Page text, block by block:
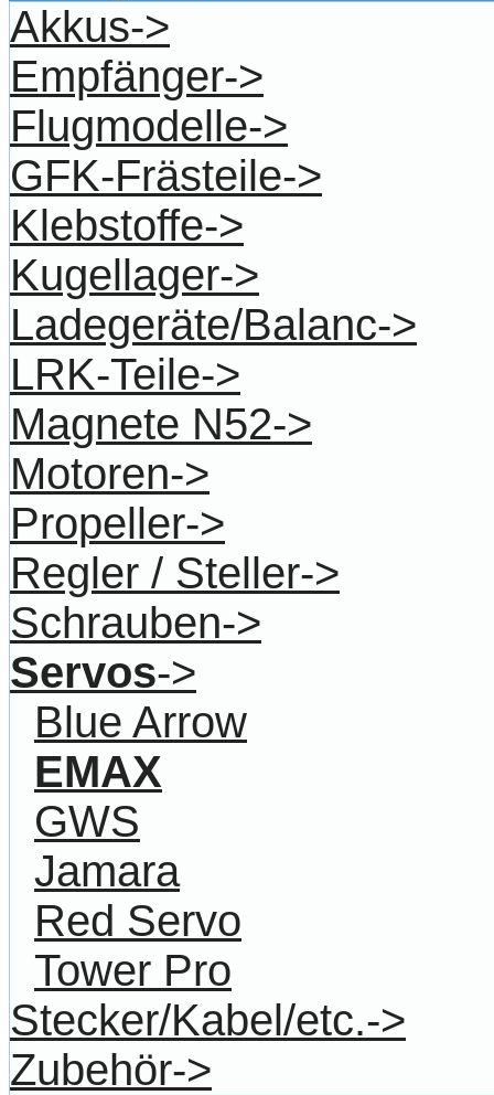
Akkus->
Empfänger->
Flugmodelle->
GFK-Frästeile->
Klebstoffe->
Kugellager->
Ladegeräte/Balanc->
LRK-Teile->
Magnete N52->
Motoren->
Propeller->
Regler / Steller->
Schrauben->
Servos->
Blue Arrow
EMAX
GWS
Jamara
Red Servo
Tower Pro
Stecker/Kabel/etc.->
Zubehör->